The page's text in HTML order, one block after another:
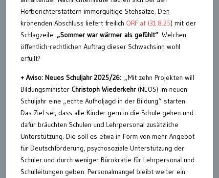
Hofberichterstattern immergültige Stehsätze. Den
krönenden Abschluss liefert freilich ORF.at (31.8.25) mit der
Schlagzeile: „Sommer war wärmer als gefühlt“. Welchen
öffentlich-rechtlichen Auftrag dieser Schwachsinn wohl
erfüllt?
+ Aviso: Neues Schuljahr 2025/26: „Mit zehn Projekten will
Bildungsminister Christoph Wiederkehr (NEOS) im neuen
Schuljahr eine „echte Aufholjagd in der Bildung“ starten.
Das Ziel sei, dass alle Kinder gern in die Schule gehen und
dafür bräuchten Schulen und Lehrpersonal zusätzliche
Unterstützung. Die soll es etwa in Form von mehr Angebot
für Deutschförderung, psychosoziale Unterstützung der
Schüler und durch weniger Bürokratie für Lehrpersonal und
Schulleitungen geben. Personalmangel bleibt weiter ein